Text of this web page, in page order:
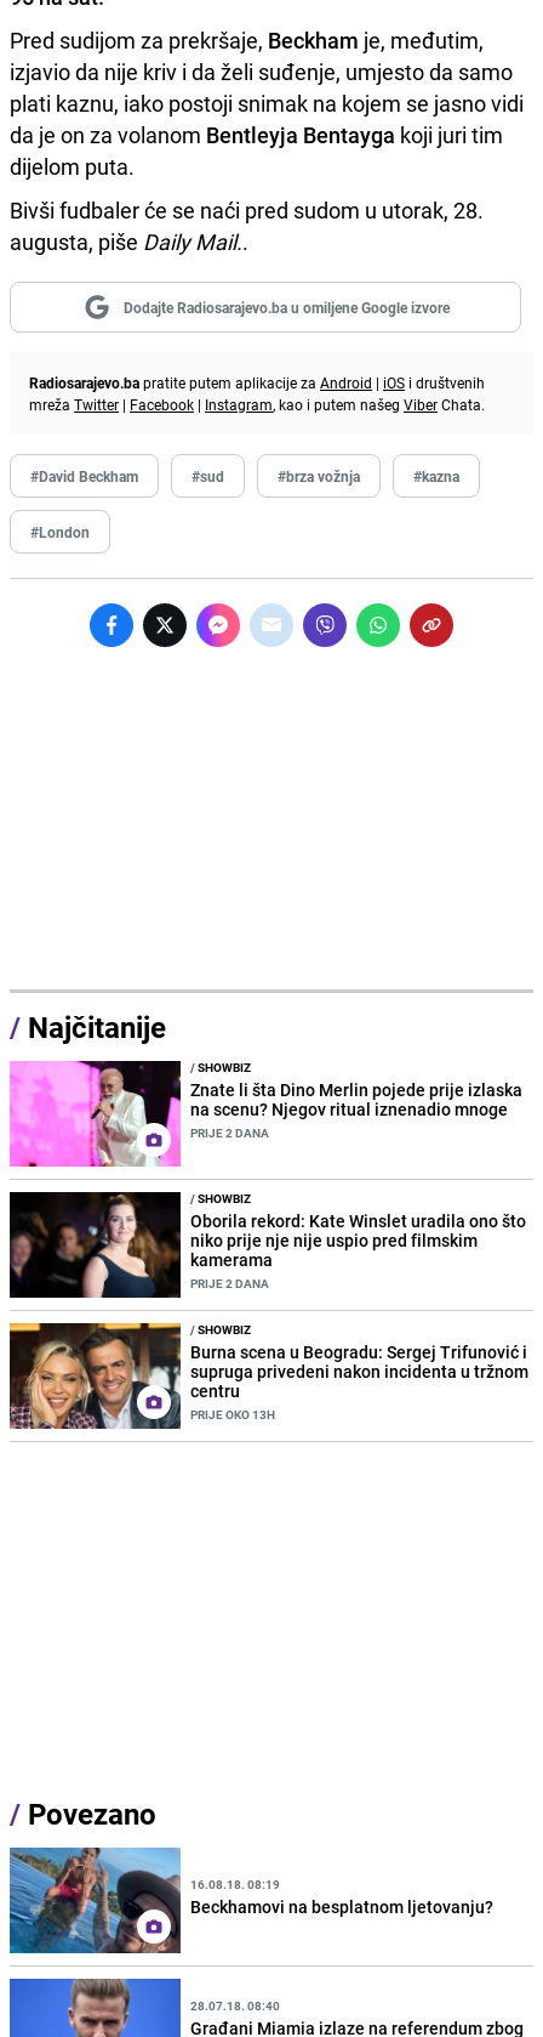
Pred sudijom za prekršaje, Beckham je, međutim,
izjavio da nije kriv i da želi suđenje, umjesto da samo
plati kaznu, iako postoji snimak na kojem se jasno vidi
da je on za volanom Bentleyja Bentayga koji juri tim
dijelom puta.
Bivši fudbaler će se naći pred sudom u utorak, 28.
augusta, piše Daily Mail..
Dodajte Radiosarajevo.ba u omiljene Google izvore
Radiosarajevo.bapratite putem aplikacije za Android | iOS i društvenih
mreža Twitter | Facebook | Instagram, kao i putem našeg ViberChata.
#David Beckham #sud #brza vožnja #kazna
#London
/ Najčitanije
/SHOWBIZ
Znate li šta Dino Merlin pojede prije izlaska
na scenu? Njegov ritual iznenadio mnoge
PRIJE 2 DANA
/SHOWBIZ
Oborila rekord: Kate Winslet uradila ono što
niko prije nje nije uspio pred filmskim
kamerama
PRIJE 2 DANA
/SHOWBIZ
Burna scena u Beogradu: Sergej Trifunović i
supruga privedeni nakon incidenta u tržnom
centru
PRIJE OKO 13H
/ Povezano
16.08.18. 08:19
Beckhamovi na besplatnom ljetovanju?
28.07.18. 08:40
Građani Miamia izlaze na referendum zbog